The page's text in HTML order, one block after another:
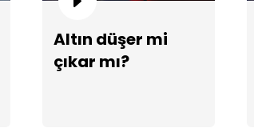
Altın düşer mi
çıkar mı?